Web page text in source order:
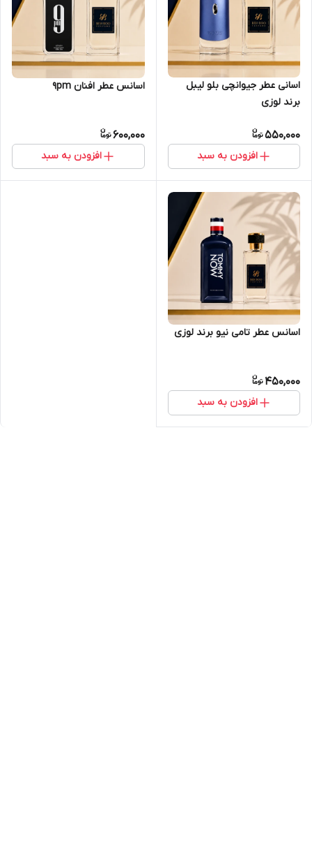
اسانی عطر جیوانچی بلو لیبل
برند لوزی
550,000
افزودن به سبد
اسانس عطر افنان 9pm
600,000
افزودن به سبد
اسانس عطر تامی نیو برند لوزی
450,000
افزودن به سبد